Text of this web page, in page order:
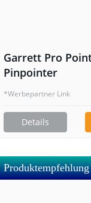
Garrett Pro
Pinpointer
*Werbepartner Link
Details